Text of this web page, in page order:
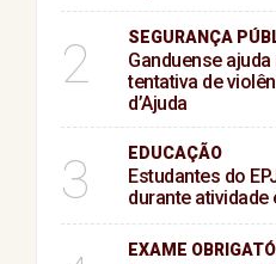
2 SEGURANÇA
Ganduense
tentativa de
d’Ajuda
3 EDUCAÇÃO
Estudantes do
durante atividade
EXAME